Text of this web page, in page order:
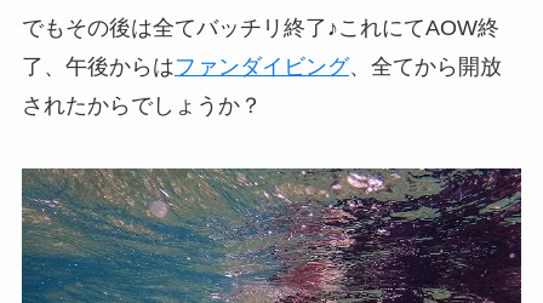
でもその後は全てバッチリ終了♪これにてAOW終
了、午後からはファンダイビング、全てから開放
されたからでしょうか？